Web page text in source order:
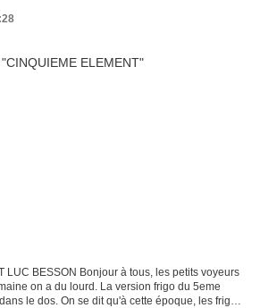
on a du lourd. La version frigo du 5eme
le dos. On se dit qu'à cette époque, les frigos